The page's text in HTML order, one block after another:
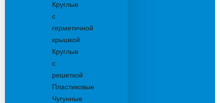
Круглые
с
герметичной
крышкой
Круглые
с
решеткой
Пластиковые
Чугунные